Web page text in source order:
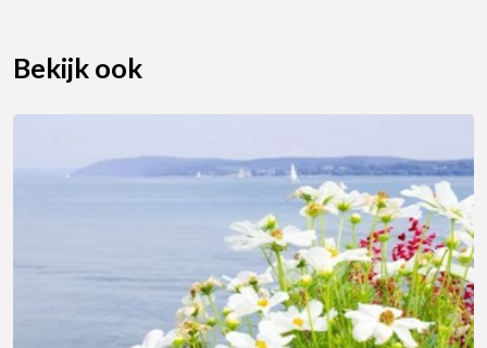
Bekijk ook